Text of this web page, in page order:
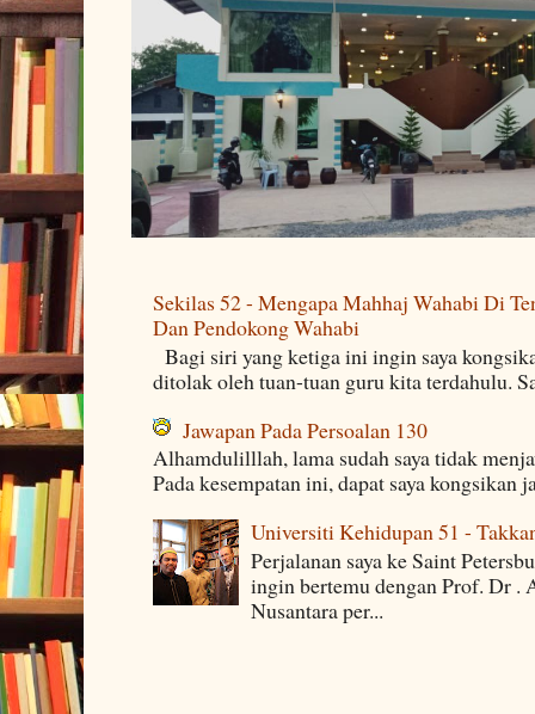
Sekilas 52 - Mengapa Mahhaj Wahabi Di
Dan Pendokong Wahabi
Bagi siri yang ketiga ini ingin saya
ditolak oleh tuan-tuan guru kita terdahulu.
Jawapan Pada Persoalan 130
Alhamdulilllah, lama sudah saya tidak
Pada kesempatan ini, dapat saya kongsikan
Universiti Kehidupan 51 -
Perjalanan saya ke Saint
ingin bertemu dengan Prof. Dr
Nusantara per...